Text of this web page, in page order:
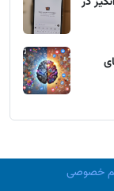
خصوصی